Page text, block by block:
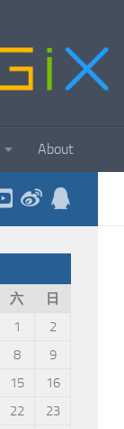
About
六
日
1
2
8
9
15
16
22
23